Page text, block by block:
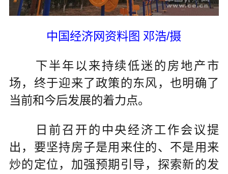
中国经济网资料图 邓浩/摄
下半年以来持续低迷的房地产市
场，终于迎来了政策的东风，也明确了
当前和今后发展的着力点。
日前召开的中央经济工作会议提
出，要坚持房子是用来住的、不是用来
炒的定位，加强预期引导，探索新的发